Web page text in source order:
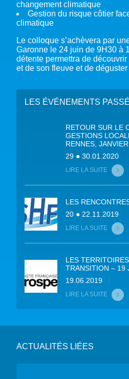
changement climatique
Gestion du risque côtier
climatique
Le colloque s’achèvera par
Garonne le 24 juin de 9H30 à
détente permettra de
et de son fleuve et de
LES ÉVÉNEMENTS
RETOUR SUR LE
GESTIONS
RENNES,
29 ● 30.01.2020
LIRE LA SUITE
LES
20 ● 22.11.2019
LIRE LA SUITE
LES
TRANSITION – 19
19.06.2019
LIRE LA SUITE
ACTUALITÉS LIÉES